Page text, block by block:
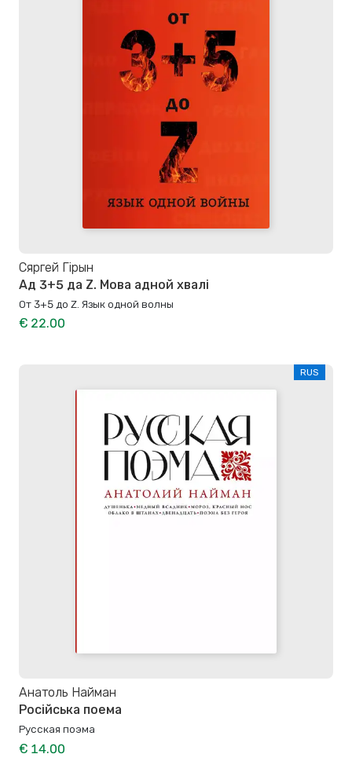
Сяргей Гірын
Ад 3+5 да Z. Мова адной хвалі
От 3+5 до Z. Язык одной волны
€ 22.00
RUS
Анатоль Найман
Російська поема
Русская поэма
€ 14.00